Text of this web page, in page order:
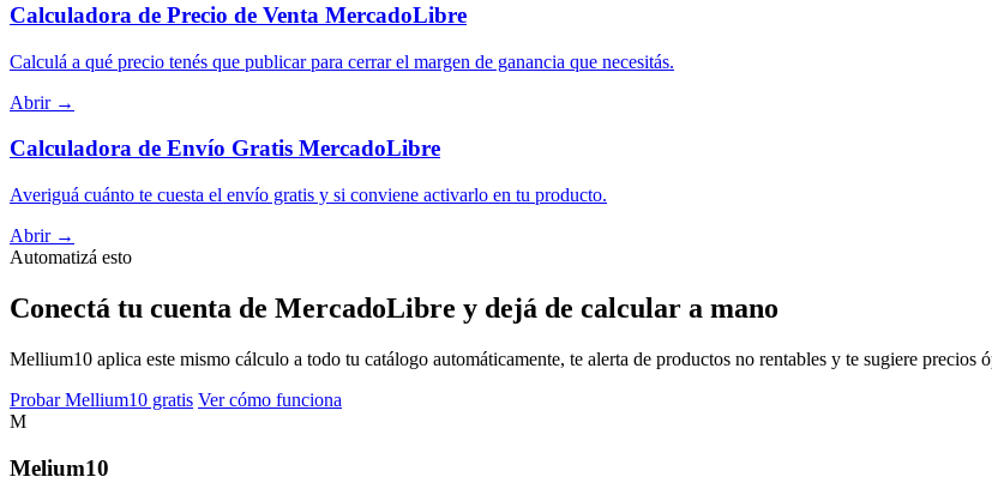
Calculadora de Precio de Venta MercadoLibre
Calculá a qué precio tenés que publicar para cerrar el margen de ganancia que necesitás.
Abrir →
Calculadora de Envío Gratis MercadoLibre
Averiguá cuánto te cuesta el envío gratis y si conviene activarlo en tu producto.
Abrir →
Automatizá esto
Conectá tu cuenta de MercadoLibre y dejá de calcular a mano
Mellium10 aplica este mismo cálculo a todo tu catálogo automáticamente, te alerta de productos no rentables y te sugiere precios
Probar Mellium10 gratis Ver cómo funciona
M
Melium10